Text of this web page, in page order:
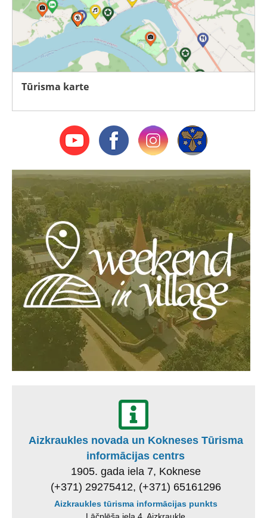
Tūrisma karte
Aizkraukles novada un Kokneses Tūrisma
informācijas centrs
1905. gada iela 7, Koknese
(+371) 29275412, (+371) 65161296
Aizkraukles tūrisma informācijas punkts
Lāčplēša iela 4, Aizkraukle